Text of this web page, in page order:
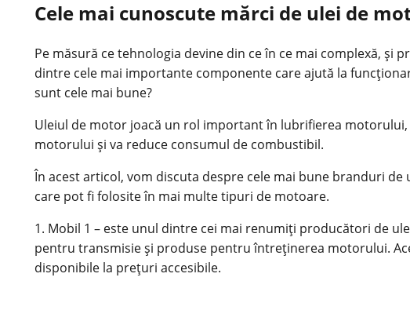
Cele mai cunoscute mărci de ulei de
Pe măsură ce tehnologia devine din ce în ce mai complexă,
dintre cele mai importante componente care ajută la
sunt cele mai bune?
Uleiul de motor joacă un rol important în lubrifierea
motorului și va reduce consumul de combustibil.
În acest articol, vom discuta despre cele mai bune branduri
care pot fi folosite în mai multe tipuri de motoare.
1. Mobil 1 – este unul dintre cei mai renumiți producători de
pentru transmisie și produse pentru întreținerea motorului.
disponibile la prețuri accesibile.